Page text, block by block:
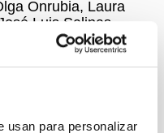
usan para personalizar
Onrubia, Laura
Luis Salinas